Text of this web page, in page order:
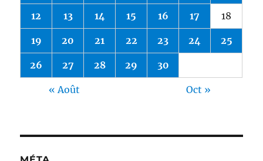
12 13 14 15 16 17 18
19 20 21 22 23 24 25
26 27 28 29 30
« Août Oct »